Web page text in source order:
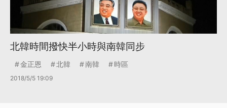
北韓時間撥快半小時與南韓同步
金正恩 北韓 南韓 時區
2018/5/5 19:09